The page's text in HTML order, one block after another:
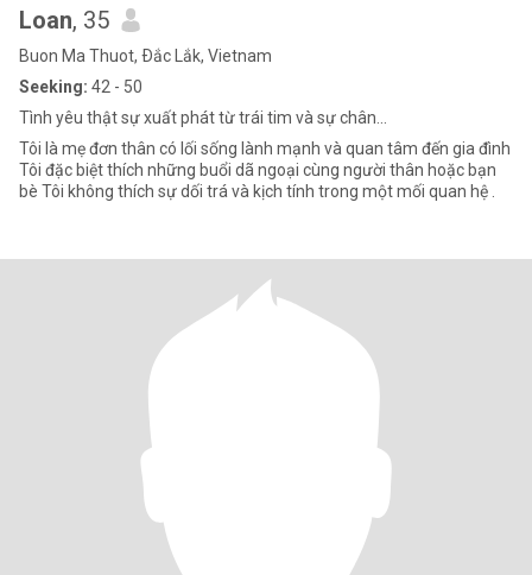
Loan, 35
Buon Ma Thuot, Ðắc Lắk, Vietnam
Seeking: 42 - 50
Tình yêu thật sự xuất phát từ trái tim và sự chân...
Tôi là mẹ đơn thân có lối sống lành mạnh và quan tâm đến gia đình
Tôi đặc biệt thích những buổi dã ngoại cùng người thân hoặc bạn
bè Tôi không thích sự dối trá và kịch tính trong một mối quan hệ .